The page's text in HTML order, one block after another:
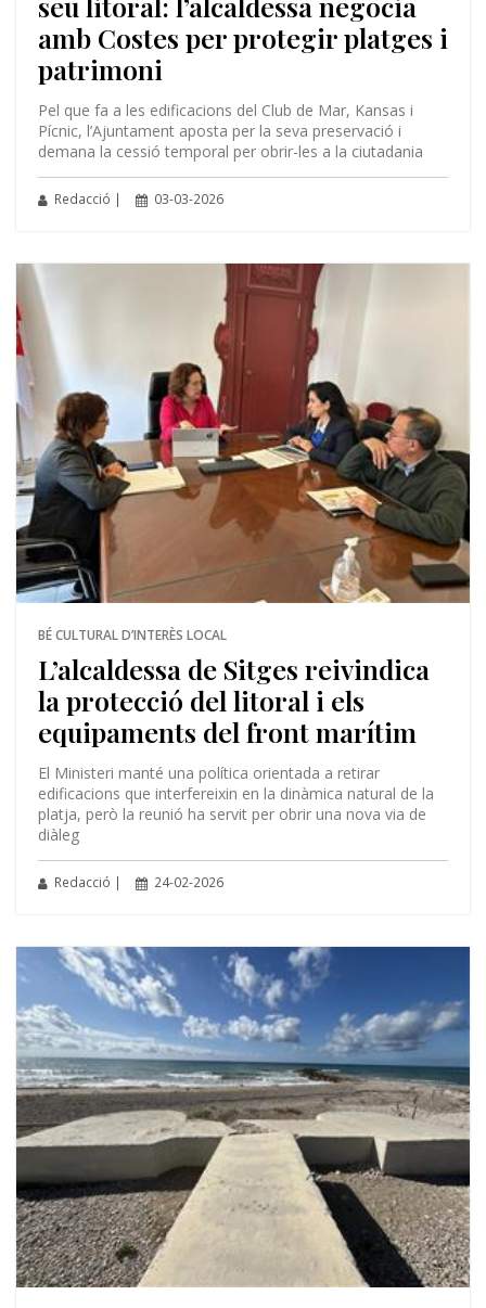
amb Costes per protegir platges i
patrimoni
Pel que fa a les edificacions del Club de Mar, Kansas i
Pícnic, l’Ajuntament aposta per la seva preservació i
demana la cessió temporal per obrir-les a la ciutadania
Redacció | 03-03-2026
BÉ CULTURAL D’INTERÈS LOCAL
L’alcaldessa de Sitges reivindica
la protecció del litoral i els
equipaments del front marítim
El Ministeri manté una política orientada a retirar
edificacions que interfereixin en la dinàmica natural de la
platja, però la reunió ha servit per obrir una nova via de
diàleg
Redacció | 24-02-2026